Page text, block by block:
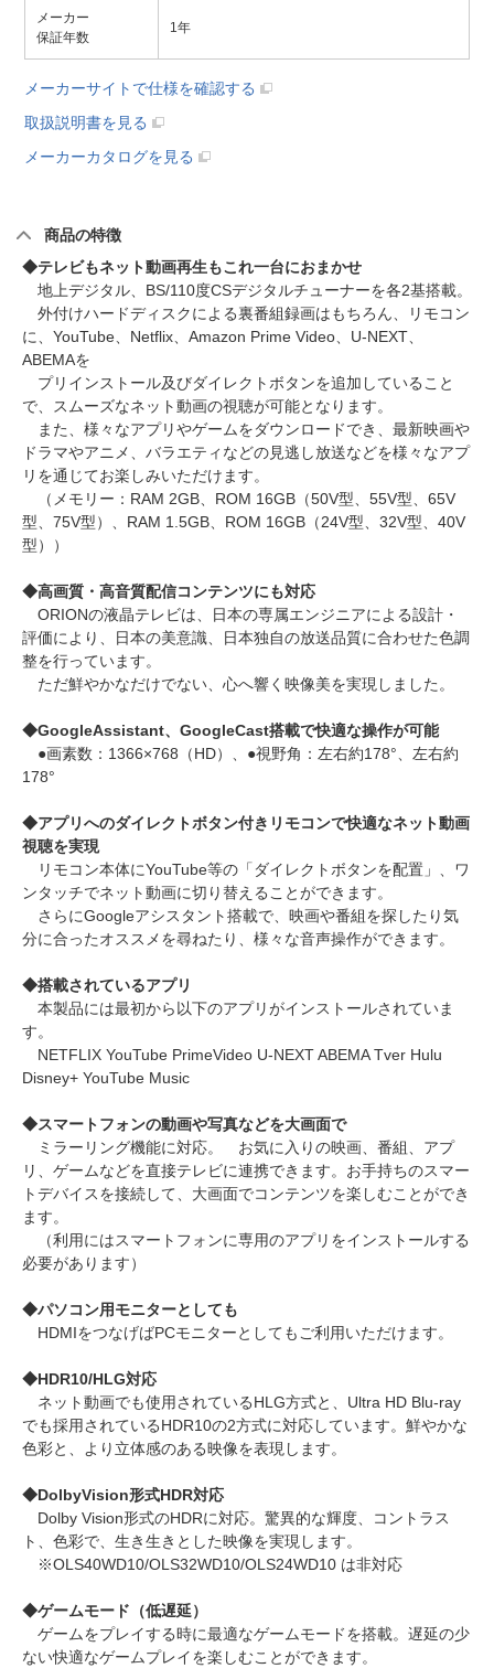
メーカー
保証年数
1年
メーカーサイトで仕様を確認する
取扱説明書を見る
メーカーカタログを見る
商品の特徴
◆テレビもネット動画再生もこれ一台におまかせ
地上デジタル、BS/110度CSデジタルチューナーを各2基搭載。
外付けハードディスクによる裏番組録画はもちろん、リモコン
に、YouTube、Netflix、Amazon Prime Video、U-NEXT、
ABEMAを
プリインストール及びダイレクトボタンを追加していること
で、スムーズなネット動画の視聴が可能となります。
また、様々なアプリやゲームをダウンロードでき、最新映画や
ドラマやアニメ、バラエティなどの見逃し放送などを様々なアプ
リを通じてお楽しみいただけます。
（メモリー：RAM 2GB、ROM 16GB（50V型、55V型、65V
型、75V型）、RAM 1.5GB、ROM 16GB（24V型、32V型、40V
型））
◆高画質・高音質配信コンテンツにも対応
ORIONの液晶テレビは、日本の専属エンジニアによる設計・
評価により、日本の美意識、日本独自の放送品質に合わせた色調
整を行っています。
ただ鮮やかなだけでない、心へ響く映像美を実現しました。
◆GoogleAssistant、GoogleCast搭載で快適な操作が可能
●画素数：1366×768（HD）、●視野角：左右約178°、左右約
178°
◆アプリへのダイレクトボタン付きリモコンで快適なネット動画
視聴を実現
リモコン本体にYouTube等の「ダイレクトボタンを配置」、ワ
ンタッチでネット動画に切り替えることができます。
さらにGoogleアシスタント搭載で、映画や番組を探したり気
分に合ったオススメを尋ねたり、様々な音声操作ができます。
◆搭載されているアプリ
本製品には最初から以下のアプリがインストールされていま
す。
NETFLIX YouTube PrimeVideo U-NEXT ABEMA Tver Hulu
Disney+ YouTube Music
◆スマートフォンの動画や写真などを大画面で
ミラーリング機能に対応。 お気に入りの映画、番組、アプ
リ、ゲームなどを直接テレビに連携できます。お手持ちのスマー
トデバイスを接続して、大画面でコンテンツを楽しむことができ
ます。
（利用にはスマートフォンに専用のアプリをインストールする
必要があります）
◆パソコン用モニターとしても
HDMIをつなげばPCモニターとしてもご利用いただけます。
◆HDR10/HLG対応
ネット動画でも使用されているHLG方式と、Ultra HD Blu-ray
でも採用されているHDR10の2方式に対応しています。鮮やかな
色彩と、より立体感のある映像を表現します。
◆DolbyVision形式HDR対応
Dolby Vision形式のHDRに対応。驚異的な輝度、コントラス
ト、色彩で、生き生きとした映像を実現します。
※OLS40WD10/OLS32WD10/OLS24WD10 は非対応
◆ゲームモード（低遅延）
ゲームをプレイする時に最適なゲームモードを搭載。遅延の少
ない快適なゲームプレイを楽しむことができます。